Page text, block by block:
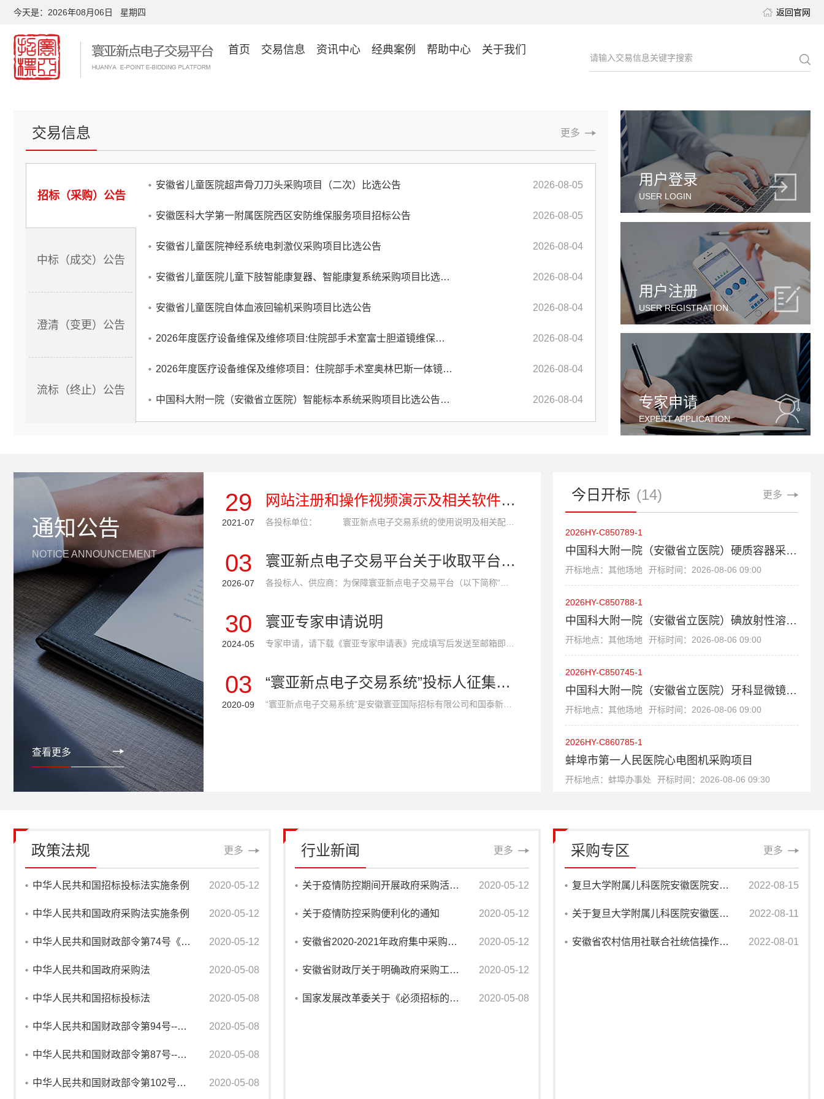
今天是： 2026年08月06日 星期四 返回官网
首页 交易信息 资讯中心 经典案例 帮助中心 关于我们
请输入交易信息关键字搜索
交易信息 更多
招标（采购）公告
中标（成交）公告
澄清（变更）公告
流标（终止）公告
安徽省儿童医院超声骨刀刀头采购项目（二次）比选公告 2026-08-05
安徽医科大学第一附属医院西区安防维保服务项目招标公告 2026-08-05
安徽省儿童医院神经系统电刺激仪采购项目比选公告 2026-08-04
安徽省儿童医院儿童下肢智能康复器、智能康复系统采购项目比选公告 2026-08-04
安徽省儿童医院自体血液回输机采购项目比选公告 2026-08-04
2026年度医疗设备维保及维修项目:住院部手术室富士胆道镜维保（二次）招标公告 2026-08-04
2026年度医疗设备维保及维修项目：住院部手术室奥林巴斯一体镜维保（二次）招标公告 2026-08-04
中国科大附一院（安徽省立医院）智能标本系统采购项目比选公告（二次） 2026-08-04
用户登录
USER LOGIN
用户注册
USER REGISTRATION
专家申请
EXPERT APPLICATION
通知公告
NOTICE ANNOUNCEMENT
查看更多
29
2021-07
网站注册和操作视频演示及相关软件下载
03
2026-07
寰亚新点电子交易平台关于收取平台系统使用费的通知
30
2024-05
寰亚专家申请说明
03
2020-09
“寰亚新点电子交易系统”投标人征集公告及全流程网招的说明
今日开标 (14) 更多
2026HY-C850789-1
中国科大附一院（安徽省立医院）硬质容器采购项目
开标地点：其他场地 开标时间：2026-08-06 09:00
2026HY-C850788-1
中国科大附一院（安徽省立医院）碘放射性溶液自动分装仪-自动防护车式采购项目
开标地点：其他场地 开标时间：2026-08-06 09:00
2026HY-C850745-1
中国科大附一院（安徽省立医院）牙科显微镜采购项目
开标地点：其他场地 开标时间：2026-08-06 09:00
2026HY-C860785-1
蚌埠市第一人民医院心电图机采购项目
开标地点：蚌埠办事处 开标时间：2026-08-06 09:30
开标地点：蚌埠办事处 开标时间：2026-08-06 09:30
2026HY-C860621-1
开标地点：开标3室 开标时间：2026-08-06 10:00
政策法规 更多
中华人民共和国招标投标法实施条例 2020-05-12
中华人民共和国政府采购法实施条例 2020-05-12
中华人民共和国财政部令第74号《政府采购非招标采购方式管理办法》 2020-05-12
中华人民共和国政府采购法 2020-05-08
中华人民共和国招标投标法 2020-05-08
中华人民共和国财政部令第94号--政府采购质疑和投诉办法 2020-05-08
中华人民共和国财政部令第87号--政府采购货物和服务招标投标管理办法 2020-05-08
中华人民共和国财政部令第102号《政府购买服务管理办法》 2020-05-08
行业新闻 更多
关于疫情防控期间开展政府采购活动有关事项的通知 2020-05-12
关于疫情防控采购便利化的通知 2020-05-12
安徽省2020-2021年政府集中采购目录及标准（皖财购〔2020〕64号） 2020-05-12
安徽省财政厅关于明确政府采购工程项目实施公开招标采购数额标准的通知（财购〔2018〕726号） 2020-05-12
国家发展改革委关于《必须招标的工程建设项目规定》（修订征求意见稿）公开征求意见的通知 2020-05-08
采购专区 更多
复旦大学附属儿科医院安徽医院安徽省儿童医院细胞移植、产房、ICU整体专项工程深度推介会公告 2022-08-15
关于复旦大学附属儿科医院安徽医院家具、隔帘项目推介会公告 2022-08-11
安徽省农村信用社联合社统信操作系统许可项目招标公告 2022-08-01